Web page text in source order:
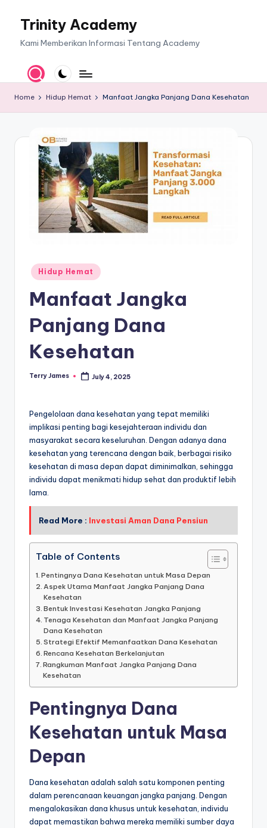
Trinity Academy
Kami Memberikan Informasi Tentang Academy
Home Hidup Hemat Manfaat Jangka Panjang Dana Kesehatan
Posted
in
Hidup Hemat
Manfaat Jangka
Panjang Dana
Kesehatan
Posted
Terry James July 4, 2025
Pengelolaan dana kesehatan yang tepat memiliki
implikasi penting bagi kesejahteraan individu dan
masyarakat secara keseluruhan. Dengan adanya dana
kesehatan yang terencana dengan baik, berbagai risiko
kesehatan di masa depan dapat diminimalkan, sehingga
individu dapat menikmati hidup sehat dan produktif lebih
lama.
Read More : Investasi Aman Dana Pensiun
Table of Contents
Pentingnya Dana Kesehatan untuk Masa Depan
Aspek Utama Manfaat Jangka Panjang Dana
Kesehatan
Bentuk Investasi Kesehatan Jangka Panjang
Tenaga Kesehatan dan Manfaat Jangka Panjang
Dana Kesehatan
Strategi Efektif Memanfaatkan Dana Kesehatan
Rencana Kesehatan Berkelanjutan
Rangkuman Manfaat Jangka Panjang Dana
Kesehatan
Pentingnya Dana
Kesehatan untuk Masa
Depan
Dana kesehatan adalah salah satu komponen penting
dalam perencanaan keuangan jangka panjang. Dengan
mengalokasikan dana khusus untuk kesehatan, individu
dapat memastikan bahwa mereka memiliki sumber daya